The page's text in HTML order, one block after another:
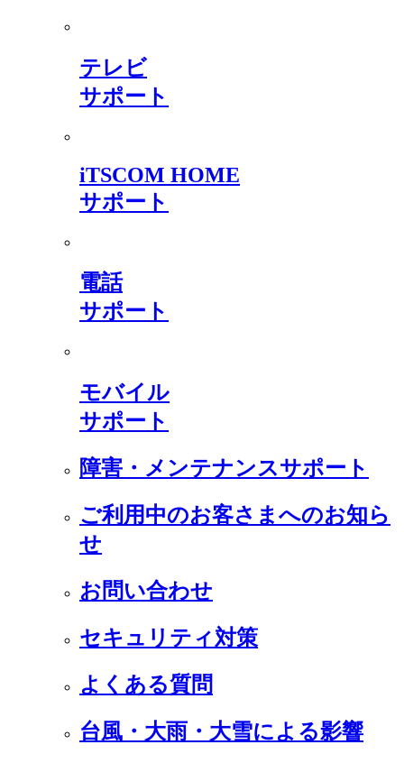
テレビ
サポート
iTSCOM HOME
サポート
電話
サポート
モバイル
サポート
障害・メンテナンスサポート
ご利用中のお客さまへのお知ら
せ
お問い合わせ
セキュリティ対策
よくある質問
台風・大雨・大雪による影響